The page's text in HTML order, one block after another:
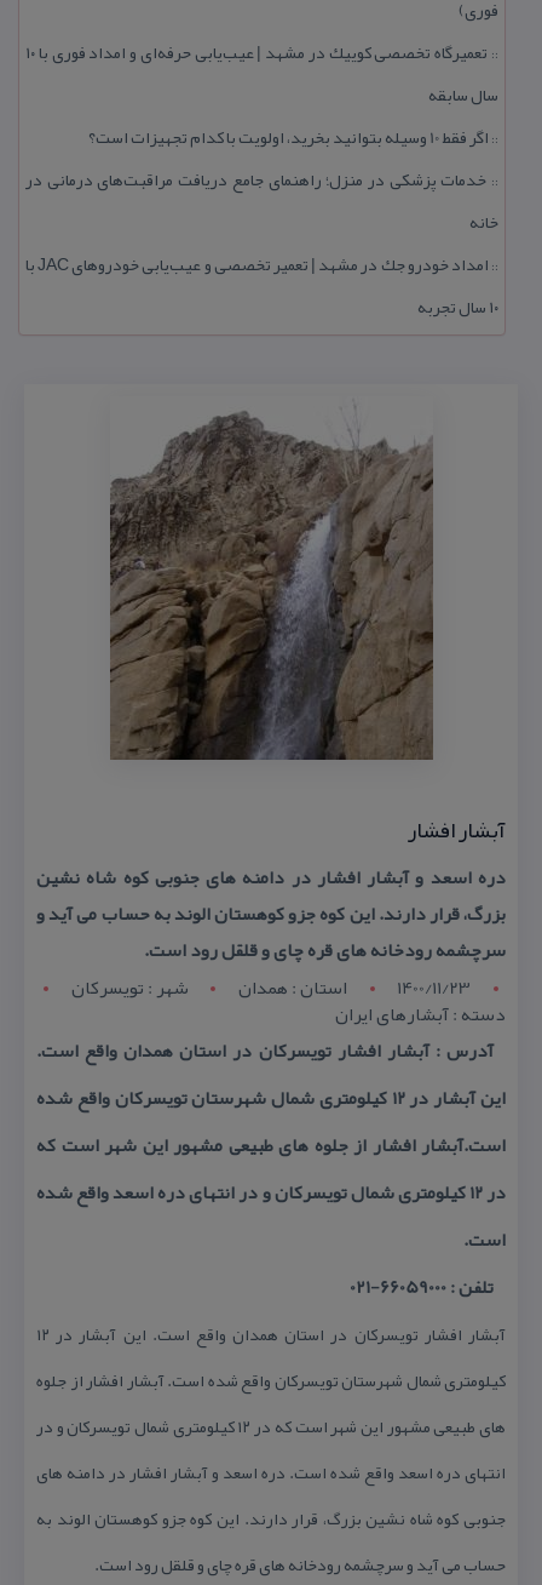
فوری)
::
تعمیرگاه تخصصی كوییك در مشهد | عیب‌یابی حرفه‌ای و امداد فوری با ۱۰
سال سابقه
:: اگر فقط 10 وسیله بتوانید بخرید، اولویت با كدام تجهیزات است؟
:: خدمات پزشكی در منزل؛ راهنمای جامع دریافت مراقبت‌های درمانی در
خانه
::
امداد خودرو جك در مشهد | تعمیر تخصصی و عیب‌یابی خودروهای JAC با
۱۰ سال تجربه
آبشار افشار
دره اسعد و آبشار افشار در دامنه های جنوبی كوه شاه نشین
بزرگ، قرار دارند. این كوه جزو كوهستان الوند به حساب می آید و
سرچشمه رودخانه های قره چای و قلقل رود است.
1400/11/23
استان : همدان شهر : تويسرکان
دسته : آبشارهای ایران
آدرس : آبشار افشار تویسركان در استان همدان واقع است.
این آبشار در ۱۲ كیلومتری شمال شهرستان تویسركان واقع شده
است.آبشار افشار از جلوه های طبیعی مشهور این شهر است كه
در ۱۲ كیلومتری شمال تویسركان و در انتهای دره اسعد واقع شده
است.
تلفن : 66059000-021
آبشار افشار تویسركان در استان همدان واقع است. این آبشار در ۱۲
كیلومتری شمال شهرستان تویسركان واقع شده است. آبشار افشار از جلوه
های طبیعی مشهور این شهر است كه در ۱۲ كیلومتری شمال تویسركان و در
انتهای دره اسعد واقع شده است. دره اسعد و آبشار افشار در دامنه های
جنوبی كوه شاه نشین بزرگ، قرار دارند. این كوه جزو كوهستان الوند به
حساب می آید و سرچشمه رودخانه های قره چای و قلقل رود است.